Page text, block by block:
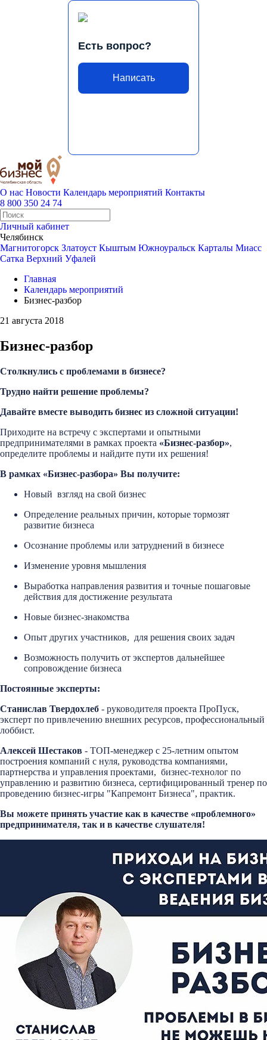
Есть вопрос?
Написать
О нас Новости Календарь мероприятий Контакты
8 800 350 24 74
Личный кабинет
Челябинск
Магнитогорск Златоуст Кыштым Южноуральск Карталы Миасс
Сатка Верхний Уфалей
Главная
Календарь мероприятий
Бизнес-разбор
21 августа 2018
Бизнес-разбор
Столкнулись с проблемами в бизнесе?
Трудно найти решение проблемы?
Давайте вместе выводить бизнес из сложной ситуации!
Приходите на встречу с экспертами и опытными
предпринимателями в рамках проекта «Бизнес-разбор»,
определите проблемы и найдите пути их решения!
В рамках «Бизнес-разбора» Вы получите:
Новый взгляд на свой бизнес
Определение реальных причин, которые тормозят
развитие бизнеса
Осознание проблемы или затруднений в бизнесе
Изменение уровня мышления
Выработка направления развития и точные пошаговые
действия для достижение результата
Новые бизнес-знакомства
Опыт других участников, для решения своих задач
Возможность получить от экспертов дальнейшее
сопровождение бизнеса
Постоянные эксперты:
Станислав Твердохлеб - руководителя проекта ПроПуск,
эксперт по привлечению внешних ресурсов, профессиональный
лоббист.
Алексей Шестаков - ТОП-менеджер c 25-летним опытом
построения компаний с нуля, руководства компаниями,
партнерства и управления проектами, бизнес-технолог по
управлению и развитию бизнеса, сертифицированный тренер по
проведению бизнес-игры "Капремонт Бизнеса", практик.
Вы можете принять участие как в качестве «проблемного»
предпринимателя, так и в качестве слушателя!